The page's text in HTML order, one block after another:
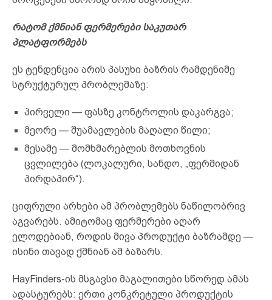
რატომ ქმნიან ფერმერები საკუთარ
პლატფორმებს
ეს ტენდენცია არის პასუხი ბაზრის რამდენიმე
სტრუქტურულ პრობლემაზე:
პირველი — ფასზე კონტროლის დაკარგვა;
მეორე — შუამავლების მაღალი წილი;
მესამე — მომხმარებლის მოთხოვნის
ცვლილება (ლოკალური, სანდო, „ფერმიდან
პირდაპირ“).
ციფრული არხები ამ პრობლემებს ნაწილობრივ
აგვარებს. ამიტომაც ფერმერები აღარ
ელოდებიან, როდის მივა პროდუქტი ბაზრამდე —
ისინი თავად ქმნიან ამ ბაზარს.
HayFinders-ის მსგავსი მაგალითები სწორედ ამას
ადასტურებს: ერთი კონკრეტული პროდუქტის